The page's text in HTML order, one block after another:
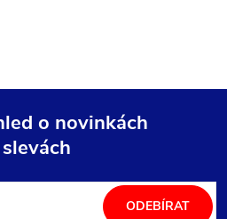
o novinkách
ODEBÍRAT